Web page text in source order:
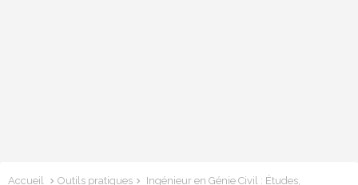
Accueil Outils pratiques
Ingénieur en Génie Civil : Études,